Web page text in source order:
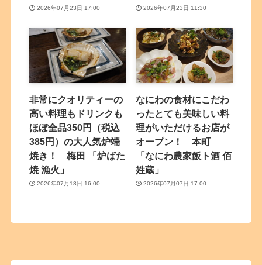
2026年07月23日 17:00 2026年07月23日 11:30
非常にクオリティーの
高い料理もドリンクも
ほぼ全品350円（税込
385円）の大人気炉端
焼き！ 梅田 「炉ばた
焼 漁火」
2026年07月18日 16:00
なにわの食材にこだわ
ったとても美味しい料
理がいただけるお店が
オープン！ 本町
「なにわ農家飯ト酒 佰
姓蔵」
2026年07月07日 17:00